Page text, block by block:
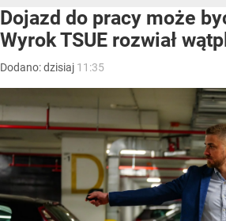
Dojazd do pracy może
Wyrok TSUE rozwiał
Dodano:dzisiaj 11:35